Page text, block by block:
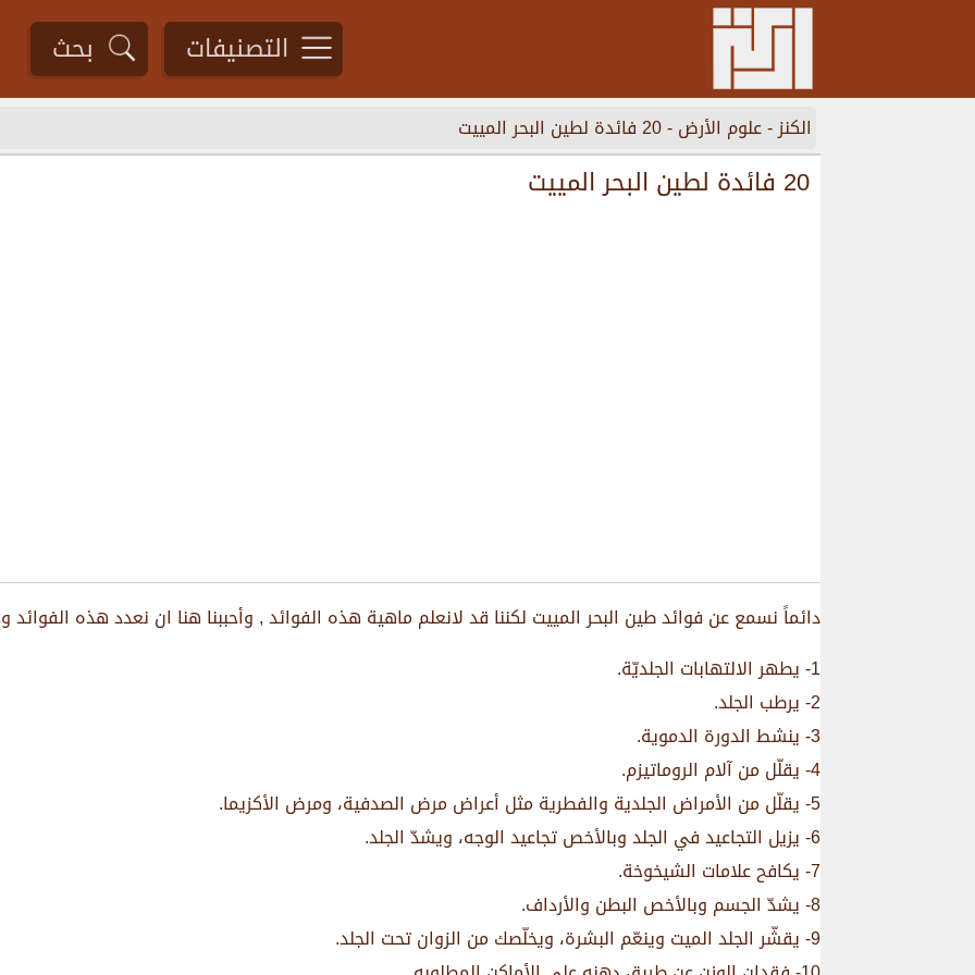
التصنيفات بحث
الكنز-علوم الأرض-20 فائدة لطين البحر المييت
20 فائدة لطين البحر المييت
دائماً نسمع عن فوائد طين البحر المييت لكننا قد لانعلم ماهية هذه الفوائد , وأحببنا هنا ان نعدد هذه
1- يطهر الالتهابات الجلديّة.
2- يرطب الجلد.
3- ينشط الدورة الدموية.
4- يقلّل من آلام الروماتيزم.
5- يقلّل من الأمراض الجلدية والفطرية مثل أعراض مرض الصدفية، ومرض الأكزيما.
6- يزيل التجاعيد في الجلد وبالأخص تجاعيد الوجه، ويشدّ الجلد.
7- يكافح علامات الشيخوخة.
8- يشدّ الجسم وبالأخص البطن والأرداف.
9- يقشّر الجلد الميت وينعّم البشرة، ويخلّصك من الزوان تحت الجلد.